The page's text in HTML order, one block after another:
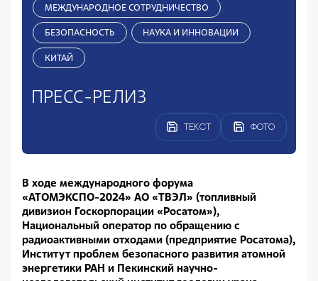
МЕЖДУНАРОДНОЕ СОТРУДНИЧЕСТВО
БЕЗОПАСНОСТЬ НАУКА И ИННОВАЦИИ
КИТАЙ
ПРЕСС-РЕЛИЗ
ТЕКСТ ФОТО
В ходе международного форума
«АТОМЭКСПО-2024» АО «ТВЭЛ» (топливный
дивизион Госкорпорации «Росатом»),
Национальный оператор по обращению с
радиоактивными отходами (предприятие Росатома),
Институт проблем безопасного развития атомной
энергетики РАН и Пекинский научно-